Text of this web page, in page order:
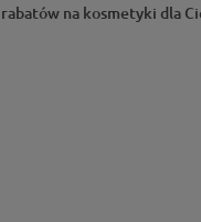
na kosmetyki dla